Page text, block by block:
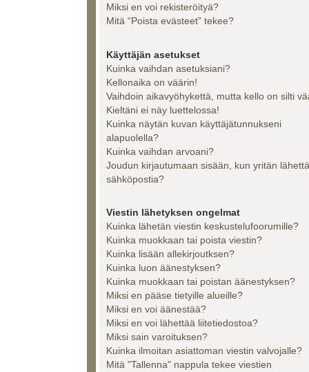
Miksi en voi rekisteröityä?
Mitä “Poista evästeet” tekee?
Käyttäjän asetukset
Kuinka vaihdan asetuksiani?
Kellonaika on väärin!
Vaihdoin aikavyöhykettä, mutta kello on silti
Kieltäni ei näy luettelossa!
Kuinka näytän kuvan käyttäjätunnukseni
alapuolella?
Kuinka vaihdan arvoani?
Joudun kirjautumaan sisään, kun yritän
sähköpostia?
Viestin lähetyksen ongelmat
Kuinka lähetän viestin keskustelufoorumille?
Kuinka muokkaan tai poista viestin?
Kuinka lisään allekirjoutksen?
Kuinka luon äänestyksen?
Kuinka muokkaan tai poistan äänestyksen?
Miksi en pääse tietyille alueille?
Miksi en voi äänestää?
Miksi en voi lähettää liitetiedostoa?
Miksi sain varoituksen?
Kuinka ilmoitan asiattoman viestin valvojalle?
Mitä "Tallenna" nappula tekee viestien